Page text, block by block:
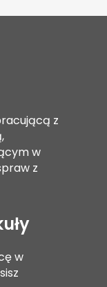
z
w
z
w